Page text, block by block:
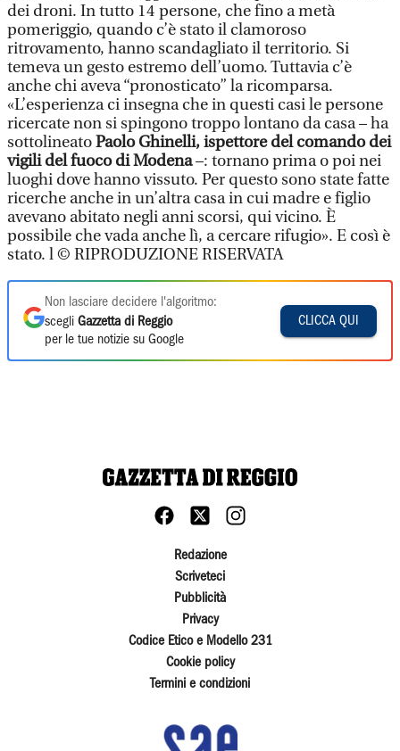
dei droni. In tutto 14 persone, che fino a metà
pomeriggio, quando c’è stato il clamoroso
ritrovamento, hanno scandagliato il territorio. Si
temeva un gesto estremo dell’uomo. Tuttavia c’è
anche chi aveva “pronosticato” la ricomparsa.
«L’esperienza ci insegna che in questi casi le persone
ricercate non si spingono troppo lontano da casa – ha
sottolineatoPaolo Ghinelli, ispettore del comando dei
vigili del fuoco di Modena–: tornano prima o poi nei
luoghi dove hanno vissuto. Per questo sono state fatte
ricerche anche in un’altra casa in cui madre e figlio
avevano abitato negli anni scorsi, qui vicino. È
possibile che vada anche lì, a cercare rifugio». E così è
stato. l © RIPRODUZIONE RISERVATA
Non lasciare decidere l'algoritmo:
scegli Gazzetta di Reggio
per le tue notizie su Google
CLICCA QUI
Redazione
Scriveteci
Pubblicità
Privacy
Codice Etico e Modello 231
Cookie policy
Termini e condizioni